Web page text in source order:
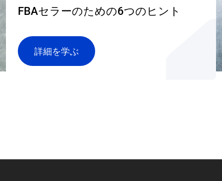
FBAセラーのための6つのヒント
詳細を学ぶ